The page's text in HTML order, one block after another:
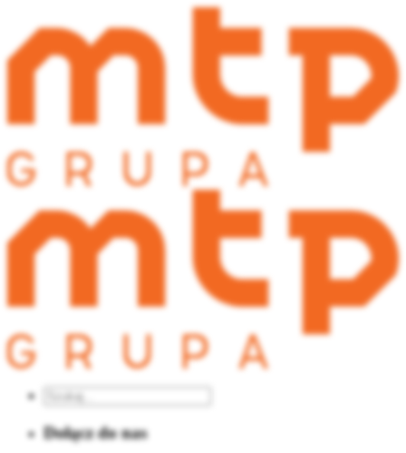
Dołącz do nas